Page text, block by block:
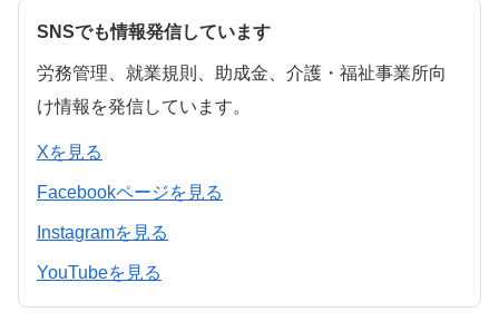
SNSでも情報発信しています
労務管理、就業規則、助成金、介護・福祉事業所向
け情報を発信しています。
Xを見る
Facebookページを見る
Instagramを見る
YouTubeを見る